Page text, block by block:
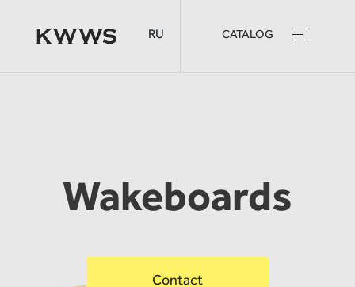
CATALOG
RU
Wakeboards
Contact